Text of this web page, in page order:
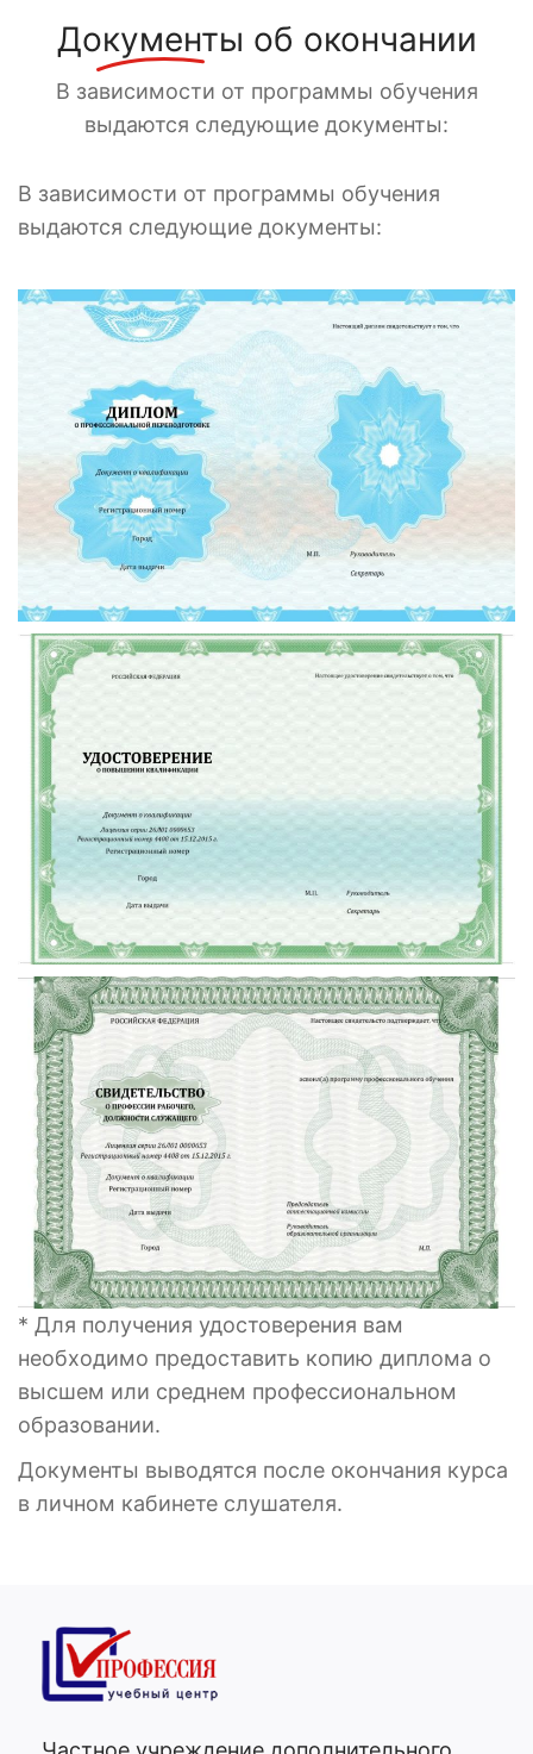
Документы об окончании
В зависимости от программы обучения
выдаются следующие документы:
В зависимости от программы обучения
выдаются следующие документы:
* Для получения удостоверения вам
необходимо предоставить копию диплома о
высшем или среднем профессиональном
образовании.
Документы выводятся после окончания курса
в личном кабинете слушателя.